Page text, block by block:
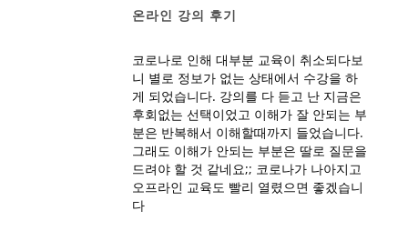
온라인 강의 후기
코로나로 인해 대부분 교육이 취소되다보
니 별로 정보가 없는 상태에서 수강을 하
게 되었습니다. 강의를 다 듣고 난 지금은
후회없는 선택이었고 이해가 잘 안되는 부
분은 반복해서 이해할때까지 들었습니다.
그래도 이해가 안되는 부분은 딸로 질문을
드려야 할 것 같네요;; 코로나가 나아지고
오프라인 교육도 빨리 열렸으면 좋겠습니
다